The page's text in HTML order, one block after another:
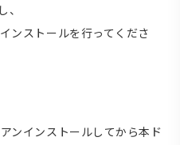
ンストールを行ってくださ
ンインストールしてから本ド